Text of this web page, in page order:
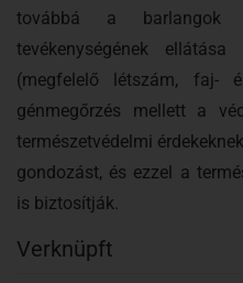
továbbá a barlangok
tevékenységének
(megfelelő létszám, faj-
génmegőrzés mellett a
természetvédelmi
gondozást, és ezzel a
is biztosítják.
Verknüpft